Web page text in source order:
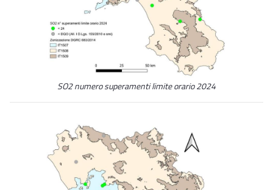
SO2 numero superamenti limite orario 2024